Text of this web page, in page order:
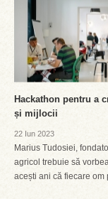
Hackathon pentru a
și mijlocii
22 Iun 2023
Marius Tudosiei,
agricol trebuie să
acești ani că fiecare